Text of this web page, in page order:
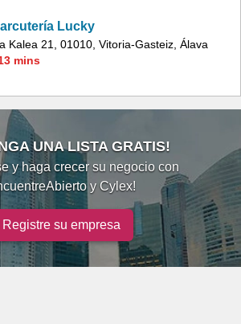
Lucky
Kalea 21, 01010, Vitoria-Gasteiz, Álava
mins
UNA LISTA GRATIS!
y haga crecer su negocio con
y Cylex!
Registre su empresa